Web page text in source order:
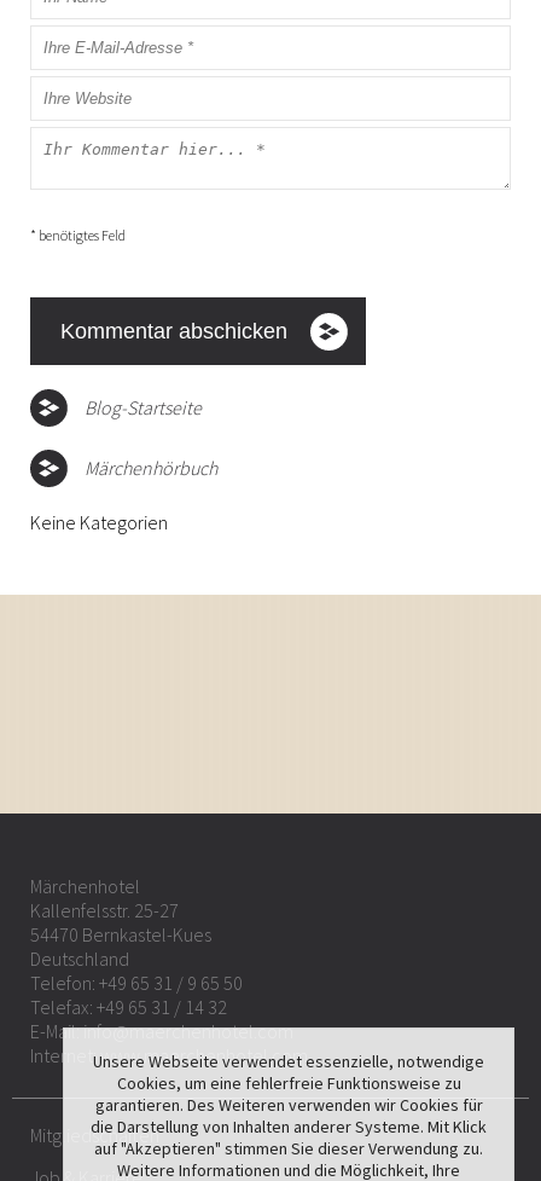
* benötigtes Feld
Blog-Startseite
Märchenhörbuch
Keine Kategorien
Märchenhotel
Kallenfelsstr. 25-27
54470 Bernkastel-Kues
Deutschland
Telefon: +49 65 31 / 9 65 50
Telefax: +49 65 31 / 14 32
E-Mail:info@maerchenhotel.com
Internet:www.maerchenhotel.com
Mitgliedschaften
Unsere Webseite verwendet essenzielle, notwendige
Cookies, um eine fehlerfreie Funktionsweise zu
garantieren. Des Weiteren verwenden wir Cookies für
die Darstellung von Inhalten anderer Systeme. Mit Klick
auf "Akzeptieren" stimmen Sie dieser Verwendung zu.
Weitere Informationen und die Möglichkeit, Ihre